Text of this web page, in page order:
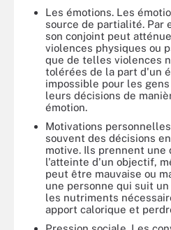
Les émotions. Les
source de partialité. Par
son conjoint peut
violences physiques ou
que de telles violences
tolérées de la part d'un
impossible pour les
leurs décisions de
émotion.
Motivations
souvent des décisions
motive. Ils prennent une
l'atteinte d'un objectif,
peut être mauvaise ou
une personne qui suit
les nutriments
apport calorique et